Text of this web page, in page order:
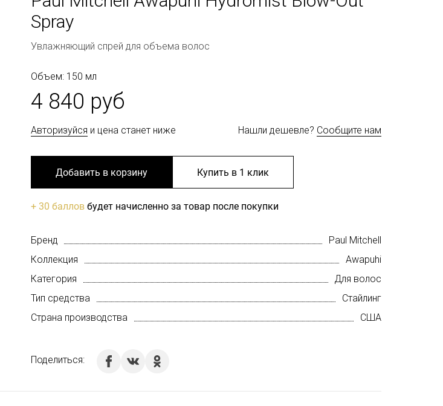
Spray
Увлажняющий спрей для объема волос
Объем: 150 мл
4 840 руб
Авторизуйся и цена станет ниже Нашли дешевле? Сообщите нам
Добавить в корзину Купить в 1 клик
+ 30 баллов будет начисленно за товар после покупки
Бренд
Paul Mitchell
Коллекция
Awapuhi
Категория
Для волос
Тип средства
Стайлинг
Страна производства
США
Поделиться: